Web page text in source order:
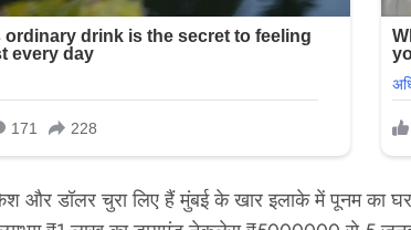
डॉलर चुरा लिए हैं मुंबई के खार इलाके में पूनम का